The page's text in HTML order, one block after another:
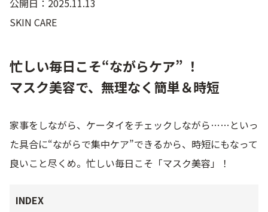
エンリッチメディカリフトライン
センシティブライン
モイスチャーライン
ブライトニングライン
お悩みから探す
公開日：2025.11.13
SKIN CARE
忙しい毎日こそ“ながらケア” ！
マスク美容で、無理なく簡単＆時短
家事をしながら、ケータイをチェックしながら……といっ
た具合に“ながらで集中ケア”できるから、時短にもなって
良いこと尽くめ。忙しい毎日こそ「マスク美容」！
INDEX